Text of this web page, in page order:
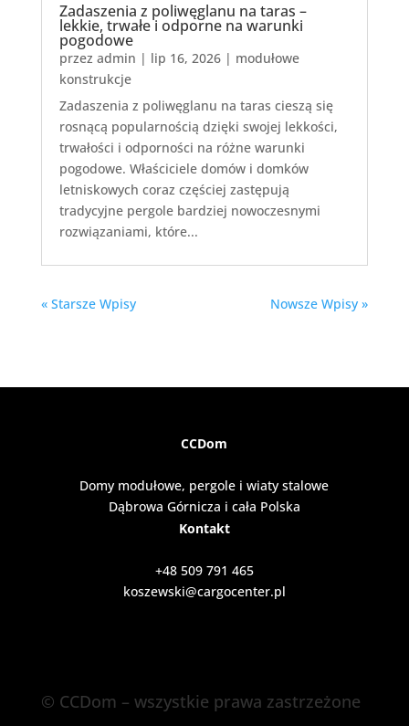
Zadaszenia z poliwęglanu na taras –
lekkie, trwałe i odporne na warunki
pogodowe
przez admin | lip 16, 2026| modułowe
konstrukcje
Zadaszenia z poliwęglanu na taras cieszą się
rosnącą popularnością dzięki swojej lekkości,
trwałości i odporności na różne warunki
pogodowe. Właściciele domów i domków
letniskowych coraz częściej zastępują
tradycyjne pergole bardziej nowoczesnymi
rozwiązaniami, które...
« Starsze Wpisy Nowsze Wpisy »
CCDom
Domy modułowe, pergole i wiaty stalowe
Dąbrowa Górnicza i cała Polska
Kontakt
+48 509 791 465
koszewski@cargocenter.pl
© CCDom – wszystkie prawa zastrzeżone